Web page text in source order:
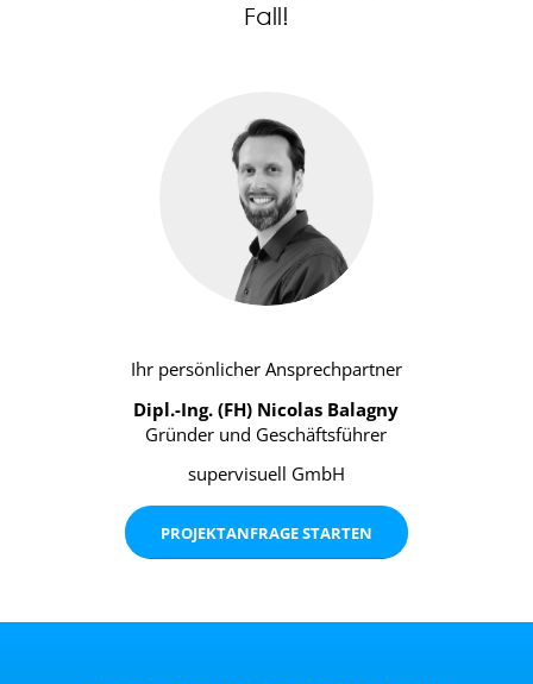
Fall!
Ihr persönlicher Ansprechpartner
Dipl.-Ing. (FH) Nicolas Balagny
Gründer und Geschäftsführer
supervisuell GmbH
PROJEKTANFRAGE STARTEN